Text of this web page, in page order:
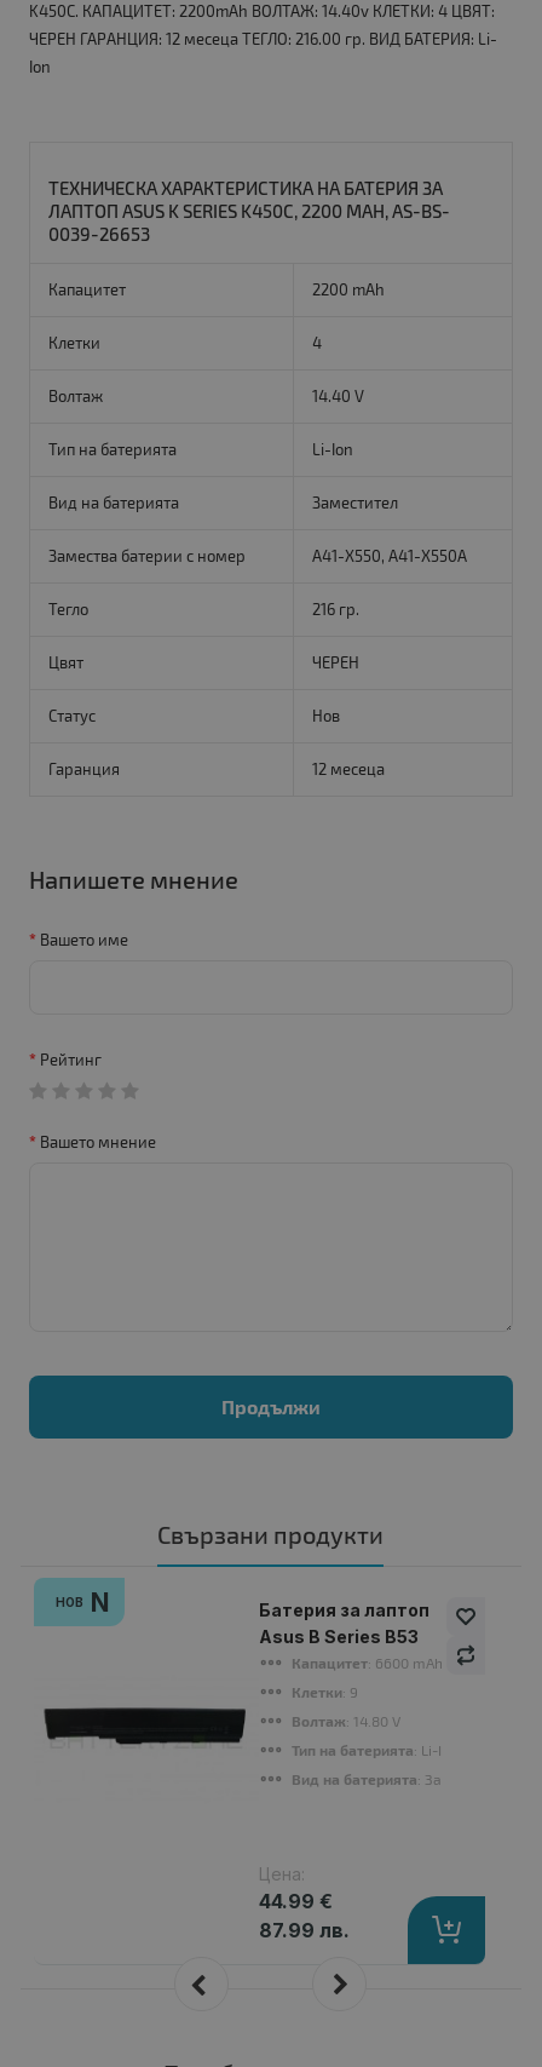
K450C. КАПАЦИТЕТ: 2200mAh ВОЛТАЖ: 14.40v КЛЕТКИ: 4 ЦВЯТ:
ЧЕРЕН ГАРАНЦИЯ: 12 месеца ТЕГЛО: 216.00 гр. ВИД БАТЕРИЯ: Li-
Ion
ТЕХНИЧЕСКА ХАРАКТЕРИСТИКА НА БАТЕРИЯ ЗА
ЛАПТОП ASUS K SERIES K450C, 2200 MAH, AS-BS-
0039-26653
Капацитет 2200 mAh
Клетки 4
Волтаж 14.40 V
Тип на батерията Li-Ion
Вид на батерията Заместител
Замества батерии с номер A41-X550, A41-X550A
Тегло 216 гр.
Цвят ЧЕРЕН
Статус Нов
Гаранция 12 месеца
Напишете мнение
Вашето име
Рейтинг
Вашето мнение
Продължи
Свързани продукти
НОВ N
Батерия за лаптоп
Asus B Series B53
Капацитет: 6600 mAh
Клетки: 9
Волтаж: 14.80 V
Тип на батерията: Li-Ion
Вид на батерията: Заместител
Цена:
44.99 €
87.99 лв.